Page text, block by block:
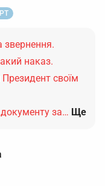
наказ.
своїм
за… Ще